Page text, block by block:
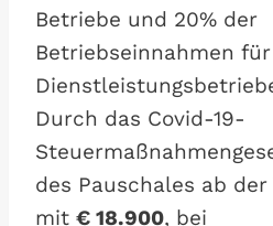
Betriebe und 20% der
Betriebseinnahmen für
Durch das Covid-19-
des Pauschales ab der
mit € 18.900, bei